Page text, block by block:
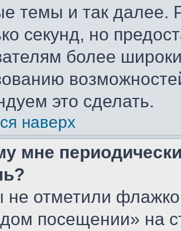
темы и так далее.
секунд, но
более
это сделать.
наверх
мне
не отметили
посещении» на